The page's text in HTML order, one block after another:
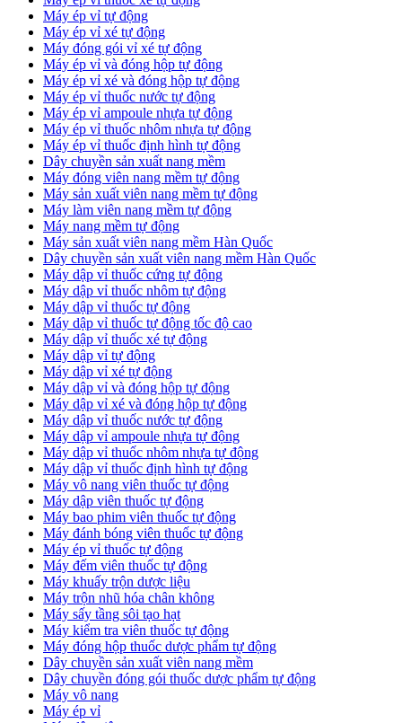
​Máy ép vỉ tự động
​Máy ép vỉ xé tự động
​Máy đóng gói vỉ xé tự động
​Máy ép vỉ và đóng hộp tự động
​Máy ép vỉ xé và đóng hộp tự động
​Máy ép vỉ thuốc nước tự động
​Máy ép vỉ ampoule nhựa tự động
Máy ép vỉ thuốc nhôm nhựa tự động
​Máy ép vỉ thuốc định hình tự động
​Dây chuyền sản xuất nang mềm
Máy đóng viên nang mềm tự động
​Máy sản xuất viên nang mềm tự động
Máy làm viên nang mềm tự động
Máy nang mềm tự động
​Máy sản xuất viên nang mềm Hàn Quốc
​Dây chuyền sản xuất viên nang mềm Hàn Quốc
Máy dập vỉ thuốc cứng tự động
Máy dập vỉ thuốc nhôm tự động
Máy dập vỉ thuốc tự động​
​Máy dập vỉ thuốc tự động tốc độ cao
Máy dập vỉ thuốc xé tự động
​Máy dập vỉ tự động
​Máy dập vỉ xé tự động
​Máy dập vỉ và đóng hộp tự động
​Máy dập vỉ xé và đóng hộp tự động
​Máy dập vỉ thuốc nước tự động
Máy dập vỉ ampoule nhựa tự động
Máy dập vỉ thuốc nhôm nhựa tự động
Máy dập vỉ thuốc định hình tự động
Máy vô nang viên thuốc tự động
Máy dập viên thuốc tự động
Máy bao phim viên thuốc tự động
Máy đánh bóng viên thuốc tự động
Máy ép vỉ thuốc tự động
Máy đếm viên thuốc tự động
Máy khuấy trộn dược liệu
Máy trộn nhũ hóa chân không
Máy sấy tầng sôi tạo hạt
Máy kiểm tra viên thuốc tự động
Máy đóng hộp thuốc dược phẩm tự động
Dây chuyền sản xuất viên nang mềm
Dây chuyền đóng gói thuốc dược phẩm tự động
Máy vô nang
Máy ép vỉ